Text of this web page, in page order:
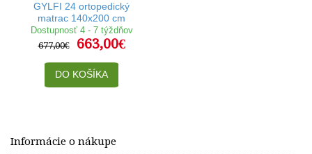
GYLFI 24 ortopedický
matrac 140x200 cm
Dostupnosť 4 - 7 týždňov
677,00€
663,00€
DO KOŠÍKA
Informácie o nákupe